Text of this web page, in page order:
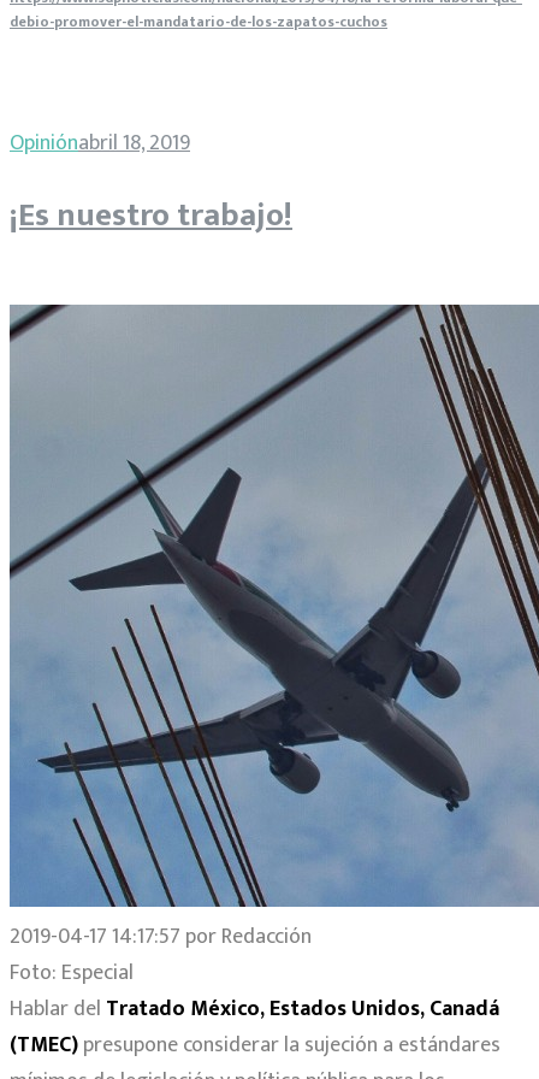
debio-promover-el-mandatario-de-los-zapatos-cuchos
Opiniónabril 18, 2019
¡Es nuestro trabajo!
2019-04-17 14:17:57 por Redacción
Foto: Especial
Hablar del Tratado México, Estados Unidos, Canadá
(TMEC)presupone considerar la sujeción a estándares